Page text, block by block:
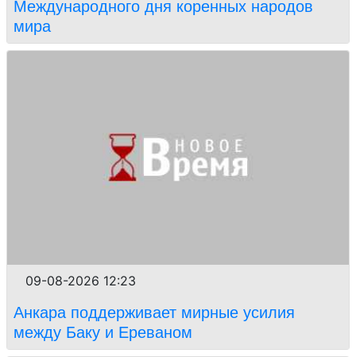
Международного дня коренных народов
мира
09-08-2026 12:23
Анкара поддерживает мирные усилия
между Баку и Ереваном